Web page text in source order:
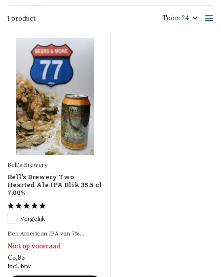
1 product Toon:
Bell's Brewery
Bell's Brewery Two
Hearted Ale IPA Blik 35.5 cl
7,00%
Vergelijk
Een American IPA van 7%...
Niet op voorraad
€5,95
Incl. btw